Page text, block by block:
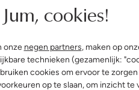
Jum, cookies!
onze negen partners, maken op
technieken (gezamenlijk:
cookies om ervoor te
op te slaan, om inzicht